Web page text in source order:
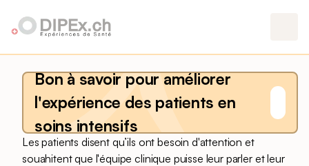
Bon à savoir pour améliorer
l'expérience des patients en
soins intensifs
Les patients disent qu’ils ont besoin d'attention et
souahitent que l'équipe clinique puisse leur parler et leur